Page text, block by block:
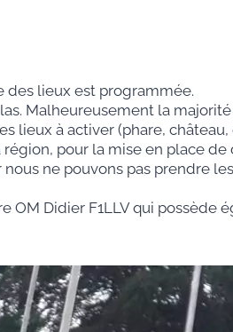
des lieux est programmée.
Malheureusement la
lieux à activer (phare, château,
pour la mise en place
ne pouvons pas prendre
OM Didier F1LLV qui possède